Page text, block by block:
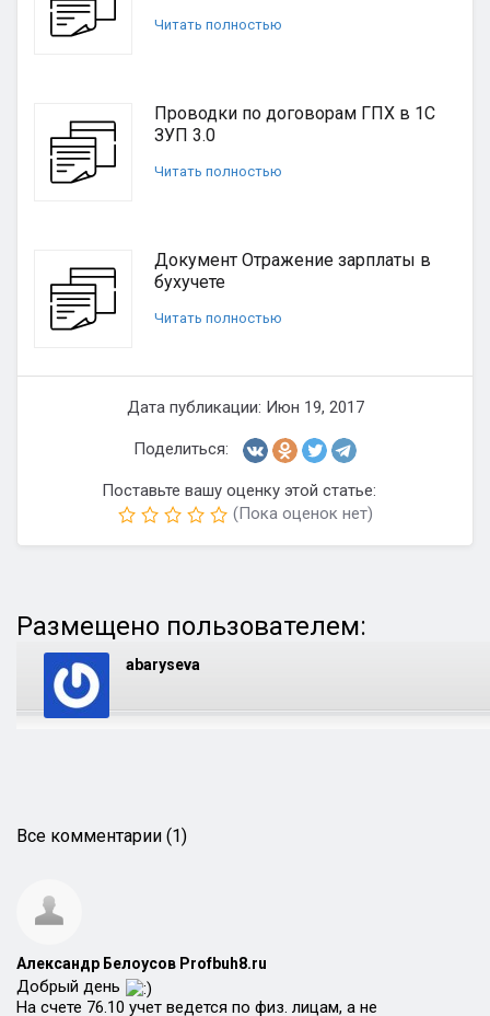
Читать полностью
Проводки по договорам ГПХ в 1С
ЗУП 3.0
Читать полностью
Документ Отражение зарплаты в
бухучете
Читать полностью
Дата публикации: Июн 19, 2017
Поделиться:
Поставьте вашу оценку этой статье:
(Пока оценок нет)
Размещено пользователем:
abaryseva
Все комментарии (1)
Александр Белоусов Profbuh8.ru
Добрый день
На счете 76.10 учет ведется по физ. лицам, а не